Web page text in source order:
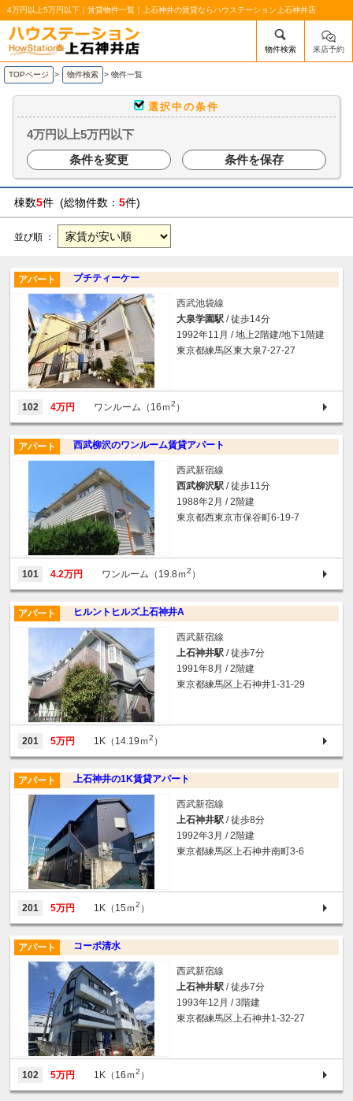
4万円以上5万円以下｜賃貸物件一覧｜上石神井の賃貸ならハウステーション上石神井店
/mobile_img/head-logo.png
物件検索 来店予約
TOPページ > 物件検索 > 物件一覧
選択中の条件
4万円以上5万円以下
条件を変更
条件を保存
棟数5件 (総物件数： 5件)
並び順 ：
プチティーケー
アパート
西武池袋線
大泉学園駅 / 徒歩14分
1992年11月 / 地上2階建/地下1階建
東京都練馬区東大泉7-27-27
102 4万円 ワンルーム（16ｍ2 ）
西武柳沢のワンルーム賃貸アパート
アパート
西武新宿線
西武柳沢駅 / 徒歩11分
1988年2月 / 2階建
東京都西東京市保谷町6-19-7
101 4.2万円 ワンルーム（19.8ｍ2 ）
ヒルントヒルズ上石神井A
アパート
西武新宿線
上石神井駅 / 徒歩7分
1991年8月 / 2階建
東京都練馬区上石神井1-31-29
201 5万円 1K（14.19ｍ2 ）
上石神井の1K賃貸アパート
アパート
西武新宿線
上石神井駅 / 徒歩8分
1992年3月 / 2階建
東京都練馬区上石神井南町3-6
201 5万円 1K（15ｍ2 ）
コーポ清水
アパート
西武新宿線
上石神井駅 / 徒歩7分
1993年12月 / 3階建
東京都練馬区上石神井1-32-27
102 5万円 1K（16ｍ2 ）